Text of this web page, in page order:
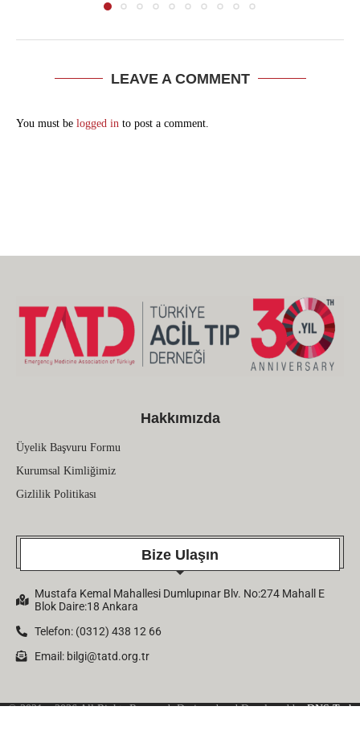
LEAVE A COMMENT
You must be logged in to post a comment.
Hakkımızda
Üyelik Başvuru Formu
Kurumsal Kimliğimiz
Gizlilik Politikası
Bize Ulaşın
Mustafa Kemal Mahallesi Dumlupınar Blv. No:274 Mahall E
Blok Daire:18 Ankara
Telefon: (0312) 438 12 66
Email: bilgi@tatd.org.tr
© 2021 – 2026 All Rights Reserved. Designed and Developed byDNS Tech